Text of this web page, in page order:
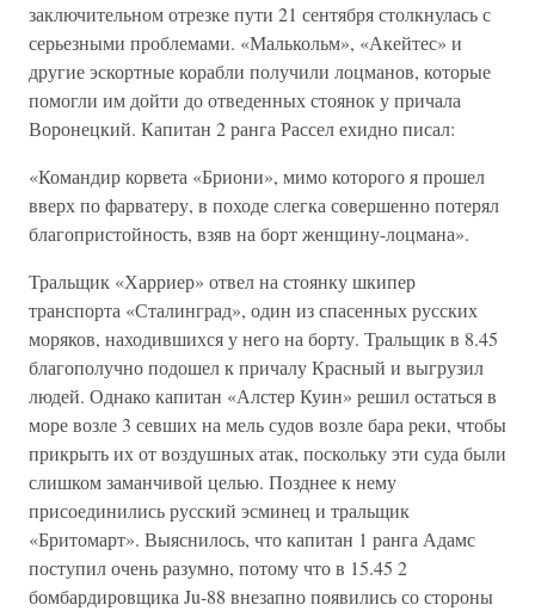
заключительном отрезке пути 21 сентября столкнулась с
серьезными проблемами. «Малькольм», «Акейтес» и
другие эскортные корабли получили лоцманов, которые
помогли им дойти до отведенных стоянок у причала
Воронецкий. Капитан 2 ранга Рассел ехидно писал:
«Командир корвета «Бриони», мимо которого я прошел
вверх по фарватеру, в походе слегка совершенно потерял
благопристойность, взяв на борт женщину-лоцмана».
Тральщик «Харриер» отвел на стоянку шкипер
транспорта «Сталинград», один из спасенных русских
моряков, находившихся у него на борту. Тральщик в 8.45
благополучно подошел к причалу Красный и выгрузил
людей. Однако капитан «Алстер Куин» решил остаться в
море возле 3 севших на мель судов возле бара реки, чтобы
прикрыть их от воздушных атак, поскольку эти суда были
слишком заманчивой целью. Позднее к нему
присоединились русский эсминец и тральщик
«Бритомарт». Выяснилось, что капитан 1 ранга Адамс
поступил очень разумно, потому что в 15.45 2
бомбардировщика Ju-88 внезапно появились со стороны